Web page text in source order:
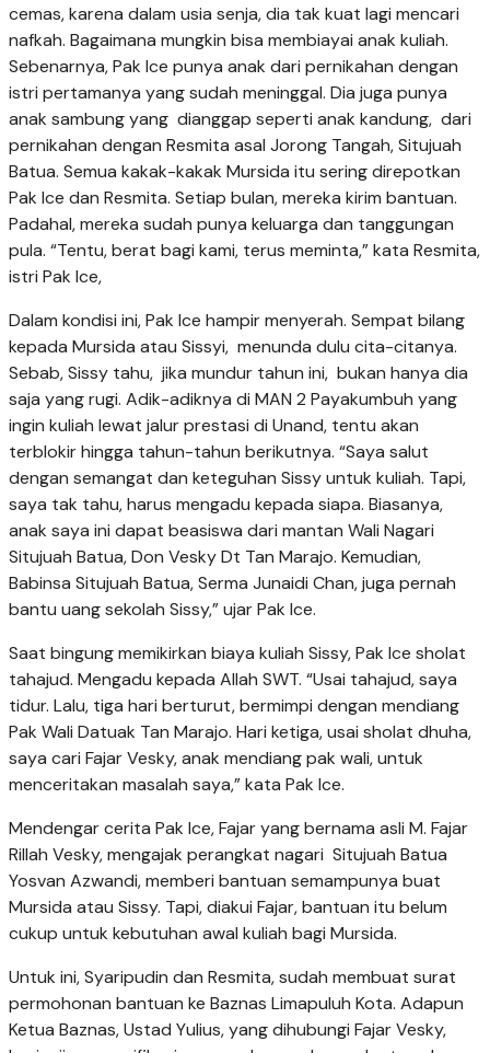
cemas, karena dalam usia senja, dia tak kuat lagi mencari
nafkah. Bagaimana mungkin bisa membiayai anak kuliah.
Sebenarnya, Pak Ice punya anak dari pernikahan dengan
istri pertamanya yang sudah meninggal. Dia juga punya
anak sambung yang dianggap seperti anak kandung, dari
pernikahan dengan Resmita asal Jorong Tangah, Situjuah
Batua. Semua kakak-kakak Mursida itu sering direpotkan
Pak Ice dan Resmita. Setiap bulan, mereka kirim bantuan.
Padahal, mereka sudah punya keluarga dan tanggungan
pula. “Tentu, berat bagi kami, terus meminta,” kata Resmita,
istri Pak Ice,
Dalam kondisi ini, Pak Ice hampir menyerah. Sempat bilang
kepada Mursida atau Sissyi, menunda dulu cita-citanya.
Sebab, Sissy tahu, jika mundur tahun ini, bukan hanya dia
saja yang rugi. Adik-adiknya di MAN 2 Payakumbuh yang
ingin kuliah lewat jalur prestasi di Unand, tentu akan
terblokir hingga tahun-tahun berikutnya. “Saya salut
dengan semangat dan keteguhan Sissy untuk kuliah. Tapi,
saya tak tahu, harus mengadu kepada siapa. Biasanya,
anak saya ini dapat beasiswa dari mantan Wali Nagari
Situjuah Batua, Don Vesky Dt Tan Marajo. Kemudian,
Babinsa Situjuah Batua, Serma Junaidi Chan, juga pernah
bantu uang sekolah Sissy,” ujar Pak Ice.
Saat bingung memikirkan biaya kuliah Sissy, Pak Ice sholat
tahajud. Mengadu kepada Allah SWT. “Usai tahajud, saya
tidur. Lalu, tiga hari berturut, bermimpi dengan mendiang
Pak Wali Datuak Tan Marajo. Hari ketiga, usai sholat dhuha,
saya cari Fajar Vesky, anak mendiang pak wali, untuk
menceritakan masalah saya,” kata Pak Ice.
Mendengar cerita Pak Ice, Fajar yang bernama asli M. Fajar
Rillah Vesky, mengajak perangkat nagari Situjuah Batua
Yosvan Azwandi, memberi bantuan semampunya buat
Mursida atau Sissy. Tapi, diakui Fajar, bantuan itu belum
cukup untuk kebutuhan awal kuliah bagi Mursida.
Untuk ini, Syaripudin dan Resmita, sudah membuat surat
permohonan bantuan ke Baznas Limapuluh Kota. Adapun
Ketua Baznas, Ustad Yulius, yang dihubungi Fajar Vesky,